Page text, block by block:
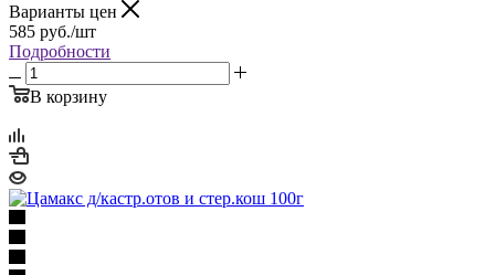
Варианты цен
585 руб./шт
Подробности
В корзину